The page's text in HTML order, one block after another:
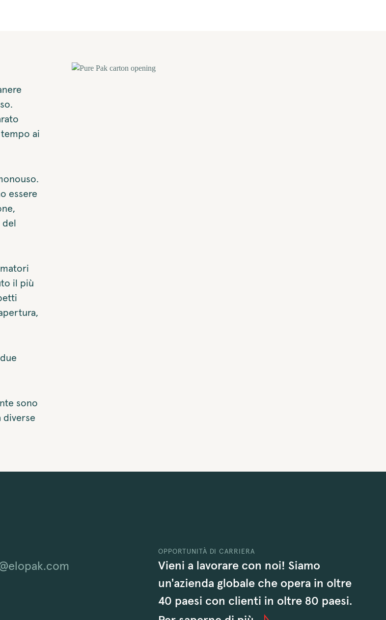
ai
essere
il più
sono
diverse
OPPORTUNITÀ DI CARRIERA
Vieni a lavorare con noi! Siamo
un'azienda globale che opera in oltre
40 paesi con clienti in oltre 80 paesi.